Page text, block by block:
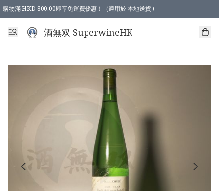
購物滿 HKD 800.00即享免運費優惠！（適用於 本地送貨 )
酒無双 SuperwineHK